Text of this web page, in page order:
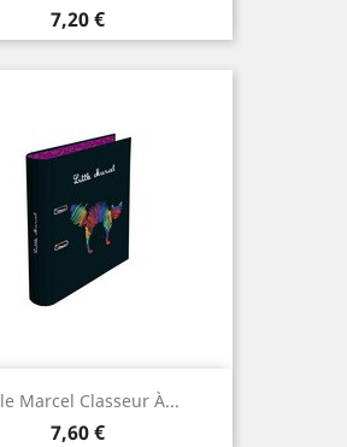
Prix
7,20 €
Marcel Classeur À...
Prix
7,60 €